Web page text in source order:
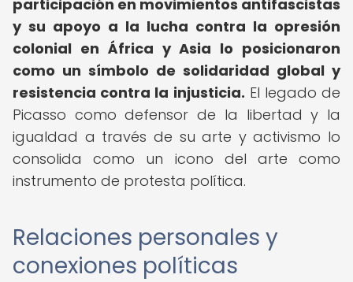
participación en movimientos antifascistas
y su apoyo a la lucha contra la opresión
colonial en África y Asia lo posicionaron
como un símbolo de solidaridad global y
resistencia contra la injusticia. El legado de
Picasso como defensor de la libertad y la
igualdad a través de su arte y activismo lo
consolida como un icono del arte como
instrumento de protesta política.
Relaciones personales y
conexiones políticas